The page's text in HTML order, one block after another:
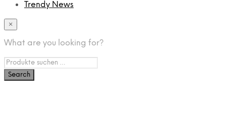
Trendy News
×
What are you looking for?